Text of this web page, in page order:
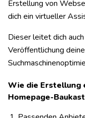
Erstellung von
dich ein virtueller
Dieser leitet dich
Veröffentlichung
Wie die Erstellung
Homepage-